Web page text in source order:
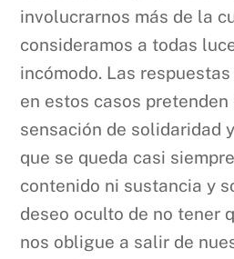
involucrarnos más de la
consideramos a todas
incómodo. Las
en estos casos
sensación de solidaridad
que se queda casi
contenido ni sustancia y
deseo oculto de no tener
nos obligue a salir de